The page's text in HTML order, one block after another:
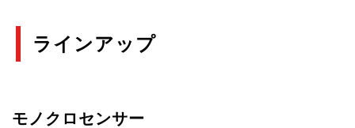
ラインアップ
モノクロセンサー